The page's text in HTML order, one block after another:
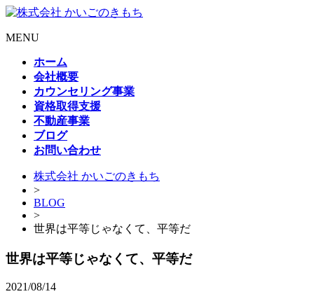
MENU
ホーム
会社概要
カウンセリング事業
資格取得支援
不動産事業
ブログ
お問い合わせ
株式会社 かいごのきもち
>
BLOG
>
世界は平等じゃなくて、平等だ
世界は平等じゃなくて、平等だ
2021/08/14